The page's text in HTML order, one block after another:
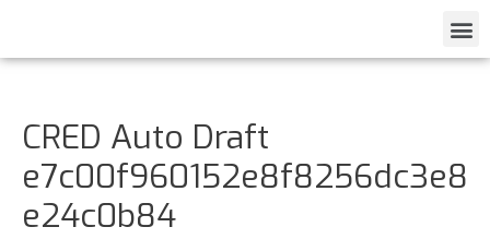
CRED Auto Draft
e7c00f960152e8f8256dc3e8
e24c0b84